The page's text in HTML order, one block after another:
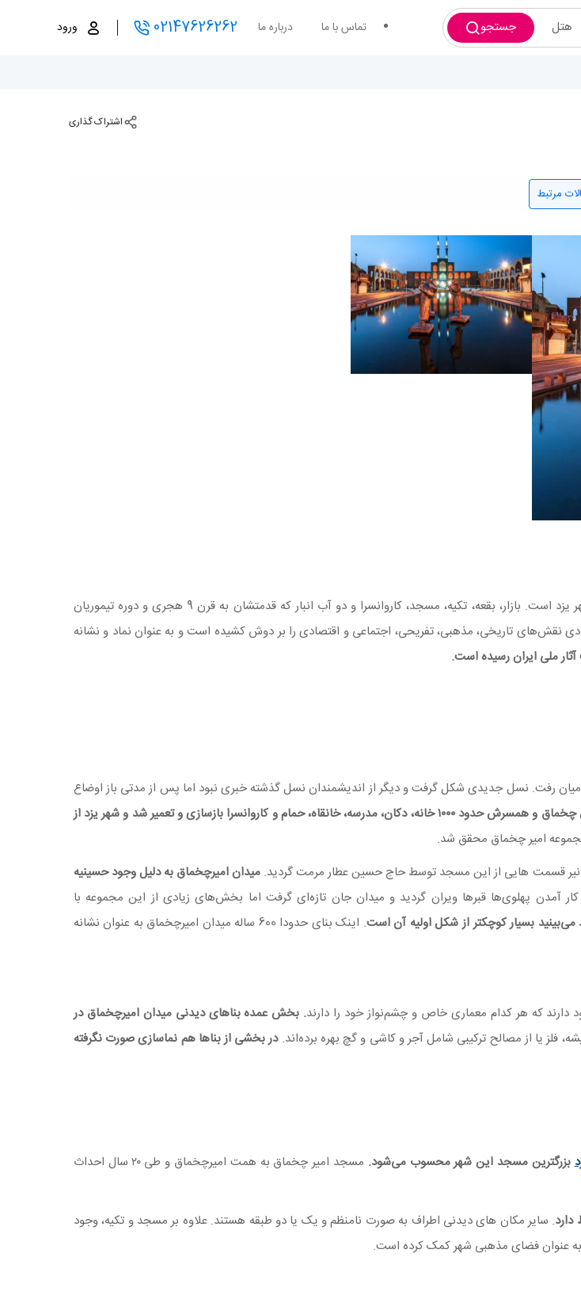
هتل جستجو تماس با ما درباره ما 02147626262 ورود
اشتراک گذاری
مرتبط
میدان امیرچخماق یزد (مجموعه امیر چخماق، میرچخماق یا میرچماق) نام میدانی در شهر یزد است. بازار، بقعه، تکیه، مسجد، کاروانسرا و دو آب انبار که قدمتشان به قرن 9 هجری و دوره تیموریان
نقش‌های تاریخی، مذهبی، تفریحی، اجتماعی و اقتصادی را بر دوش کشیده است و به عنوان نماد و نشانه
ملی ایران رسیده است.
میان رفت. نسل جدیدی شکل گرفت و دیگر از اندیشمندان نسل گذشته خبری نبود اما پس از مدتی باز اوضاع
در دوران حکومت امیر جلال الدین چخماق و همسرش حدود ۱۰۰۰ خانه، دکان، مدرسه، خانقاه، حمام و کاروانسرا بازسازی و تعمیر شد و شهر یزد از
امیر چخماق محقق شد.
نیر قسمت هایی از این مسجد توسط حاج حسین عطار مرمت گردید. میدان امیرچخماق به دلیل وجود حسینیه
آمدن پهلوی‌ها قبرها ویران گردید و میدان جان تازه‌ای گرفت اما بخش‌های زیادی از این مجموعه با
بسیار کوچکتر از شکل اولیه آن است
. اینک بنای حدودا 600 ساله میدان امیرچخماق به عنوان نشانه
دارند که هر کدام معماری خاص و چشم‌نواز خود را دارند. بخش عمده بناهای دیدنی میدان امیرچخماق در
فلز یا از مصالح ترکیبی شامل آجر و کاشی و گچ بهره برده‌اند.در بخشی از بناها هم نماسازی صورت نگرفته
بزرگترین مسجد این شهر محسوب می‌شود.
مسجد امیر چخماق به همت امیرچخماق و طی ۲۰ سال احداث
. سایر مکان های دیدنی اطراف به صورت نامنظم و یک یا دو طبقه هستند. علاوه بر مسجد و تکیه، وجود
به عنوان فضای مذهبی شهر کمک کرده است.